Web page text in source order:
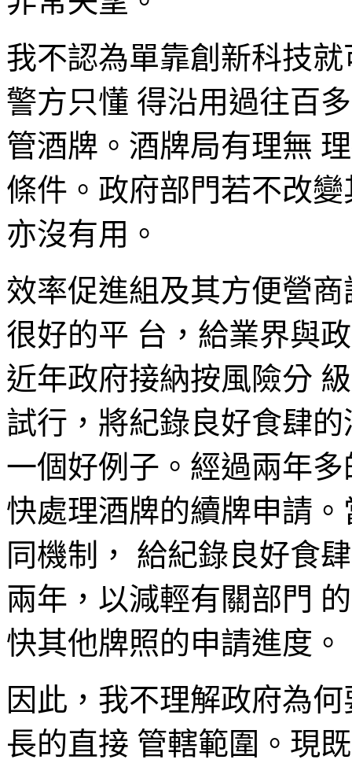
我不認為單靠創新科技
警方只懂 得沿用過往百
管酒牌。酒牌局有理無
條件。政府部門若不改
亦沒有用。
效率促進組及其方便營
很好的平 台，給業界與
近年政府接納按風險分
試行，將紀錄良好食肆
一個好例子。經過兩年
快處理酒牌的續牌申請
同機制， 給紀錄良好食
兩年，以減輕有關部門
快其他牌照的申請進度。
因此，我不理解政府為
長的直接 管轄範圍。現